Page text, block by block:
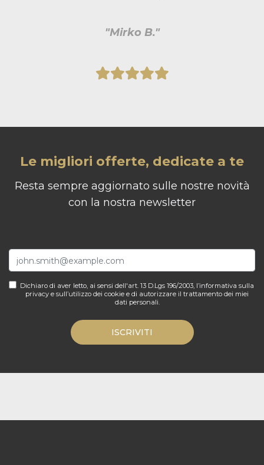
"Mirko B."
Le migliori offerte, dedicate a te
Resta sempre aggiornato sulle nostre novità
con la nostra newsletter
Dichiaro di aver letto, ai sensi dell'art. 13 D.Lgs 196/2003, l’informativa sulla
privacy e sull’utilizzo dei cookie e di autorizzare il trattamento dei miei
dati personali.
ISCRIVITI